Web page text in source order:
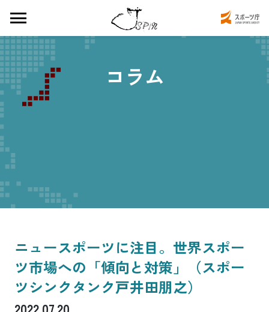
コラム
ニュースポーツに注目。世界スポー
ツ市場への「傾向と対策」（スポー
ツシンクタンク戸井田朋之）